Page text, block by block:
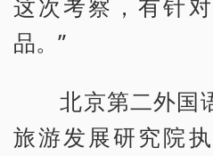
这次考察，有针
品。”
北京第二外国
旅游发展研究院